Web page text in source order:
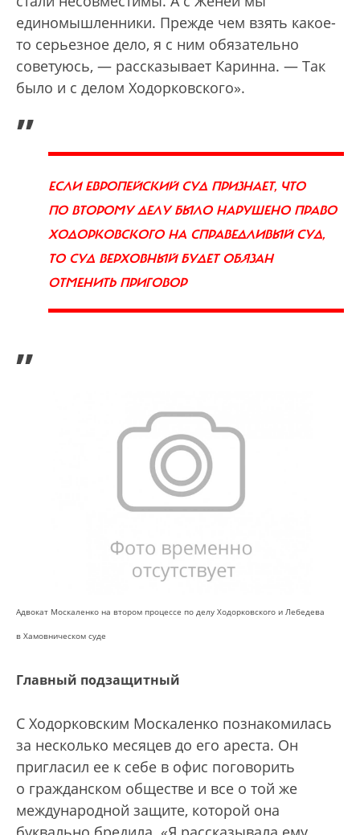
единомышленники. Прежде чем взять какое-
то серьезное дело, я с ним обязательно
советуюсь, — рассказывает Каринна. — Так
было и с делом Ходорковского».
„
ЕСЛИ ЕВРОПЕЙСКИЙ СУД ПРИЗНАЕТ, ЧТО
ПО ВТОРОМУ ДЕЛУ БЫЛО НАРУШЕНО ПРАВО
ХОДОРКОВСКОГО НА СПРАВЕДЛИВЫЙ СУД,
ТО СУД ВЕРХОВНЫЙ БУДЕТ ОБЯЗАН
ОТМЕНИТЬ ПРИГОВОР
”
Адвокат Москаленко на втором процессе по делу Ходорковского и Лебедева
в Хамовническом суде
Главный подзащитный
С Ходорковским Москаленко познакомилась
за несколько месяцев до его ареста. Он
пригласил ее к себе в офис поговорить
о гражданском обществе и все о той же
международной защите, которой она